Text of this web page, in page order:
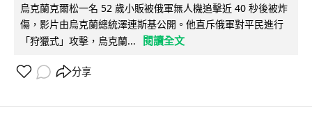
烏克蘭克爾松一名 52 歲小販被俄軍無人機追擊近 40 秒後被炸
傷，影片由烏克蘭總統澤連斯基公開。他直斥俄軍對平民進行
「狩獵式」攻擊，烏克蘭...
閱讀全文
分享